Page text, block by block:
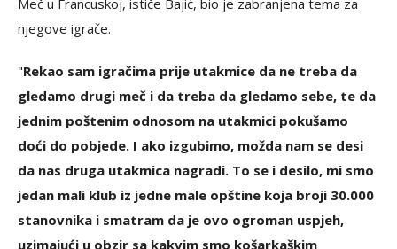
Meč u Francuskoj, ističe Bajić, bio je zabranjena tema za
njegove igrače.
"Rekao sam igračima prije utakmice da ne treba da
gledamo drugi meč i da treba da gledamo sebe, te da
jednim poštenim odnosom na utakmici pokušamo
doći do pobjede. I ako izgubimo, možda nam se desi
da nas druga utakmica nagradi. To se i desilo, mi smo
jedan mali klub iz jedne male opštine koja broji 30.000
stanovnika i smatram da je ovo ogroman uspjeh,
uzimajući u obzir sa kakvim smo košarkaškim